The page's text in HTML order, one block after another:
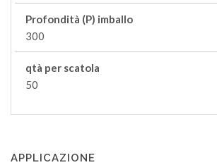
Profondità (P) imballo
300
qtà per scatola
50
APPLICAZIONE